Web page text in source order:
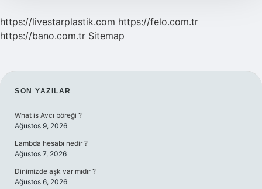
https://livestarplastik.com https://felo.com.tr
https://bano.com.tr Sitemap
SIDEBAR
SON YAZILAR
What is Avcı böreği ?
Ağustos 9, 2026
Lambda hesabı nedir ?
Ağustos 7, 2026
Dinimizde aşk var mıdır ?
Ağustos 6, 2026